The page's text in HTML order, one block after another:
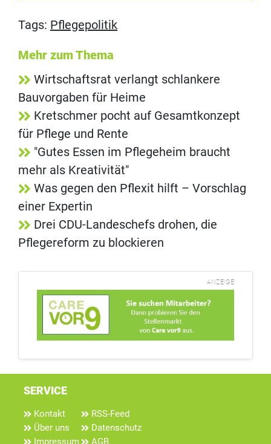
Tags: Pflegepolitik
Mehr zum Thema
Wirtschaftsrat verlangt schlankere
Bauvorgaben für Heime
Kretschmer pocht auf Gesamtkonzept
für Pflege und Rente
"Gutes Essen im Pflegeheim braucht
mehr als Kreativität"
Was gegen den Pflexit hilft – Vorschlag
einer Expertin
Drei CDU-Landeschefs drohen, die
Pflegereform zu blockieren
ANZEIGE
SERVICE
Kontakt
Über uns
Impressum
RSS-Feed
Datenschutz
AGB